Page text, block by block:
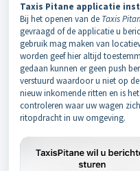
Taxis Pitane applicatie
Bij het openen van de Taxis
gevraagd of de applicatie u
gebruik mag maken van
worden geef hier altijd
gedaan kunnen er geen push
verstuurd waardoor u niet op
nieuw inkomende ritten en is
controleren waar uw wagen
ritopdracht in uw omgeving.